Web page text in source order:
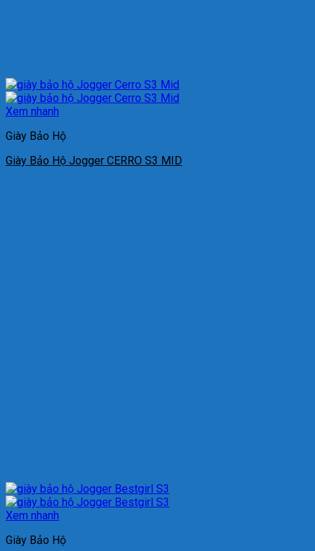
Xem nhanh
Giày Bảo Hộ
Giày Bảo Hộ Jogger CERRO S3 MID
Xem nhanh
Giày Bảo Hộ